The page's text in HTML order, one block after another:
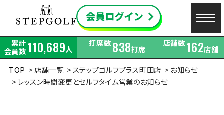
累計
会員数110,689人
打席数838打席
店舗数162店舗
TOP
店舗一覧 ステップゴルフプラス町田店
お知らせ
レッスン時間変更とセルフタイム営業のお知らせ